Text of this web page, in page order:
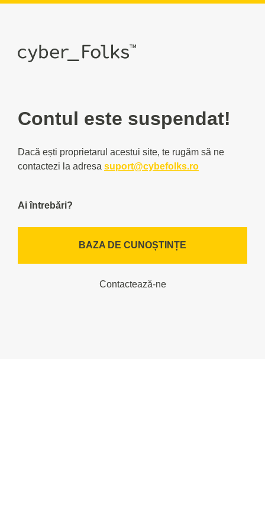
Contul este suspendat!
Dacă ești proprietarul acestui site, te rugăm să ne
contactezi la adresa suport@cybefolks.ro
Ai întrebări?
BAZA DE CUNOȘTINȚE
Contactează-ne